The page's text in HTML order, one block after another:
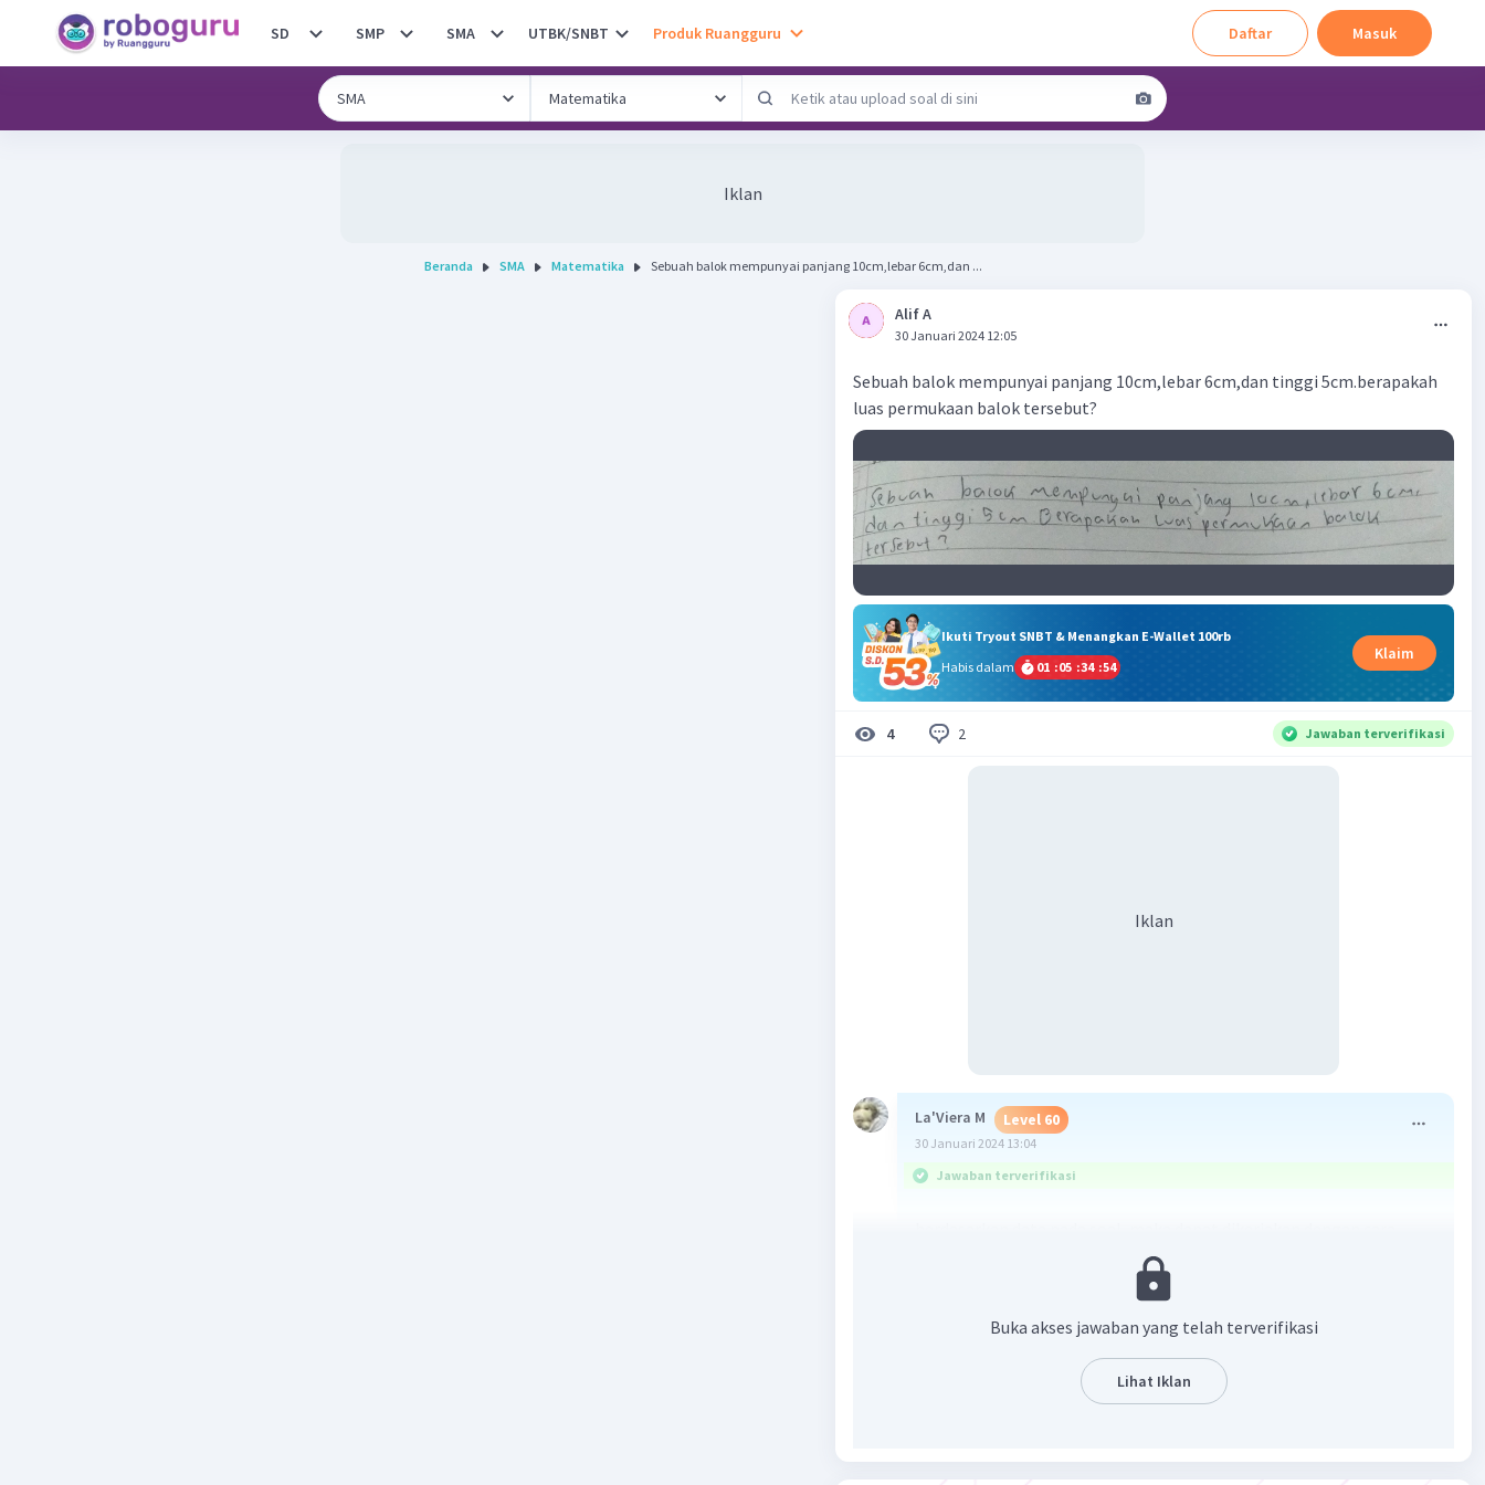
SD SMP SMA UTBK/SNBT Produk Ruangguru Daftar Masuk
Iklan
Beranda SMA Matematika Sebuah balok mempunyai panjang 10cm,lebar 6cm,dan ...
Alif A
30 Januari 2024 12:05
Sebuah balok mempunyai panjang 10cm,lebar 6cm,dan tinggi 5cm.berapakah
luas permukaan balok tersebut?
Ikuti Tryout SNBT & Menangkan E-Wallet 100rb
Habis dalam
01 :05 :34 :53
Klaim
4 2 Jawaban terverifikasi
Iklan
La'Viera M Level 60
30 Januari 2024 13:04
Jawaban terverifikasi
Buka akses jawaban yang telah terverifikasi
Lihat Iklan